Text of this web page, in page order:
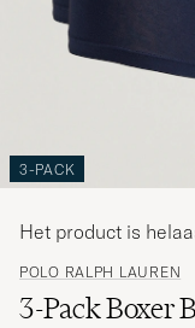
3-PACK
POLO RALPH LAUREN
3-Pack Boxer
Het product is